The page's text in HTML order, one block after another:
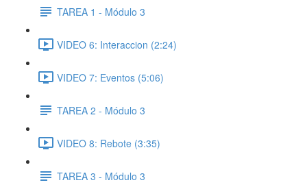
TAREA 1 - Módulo 3
VIDEO 6: Interaccion (2:24)
VIDEO 7: Eventos (5:06)
TAREA 2 - Módulo 3
VIDEO 8: Rebote (3:35)
TAREA 3 - Módulo 3